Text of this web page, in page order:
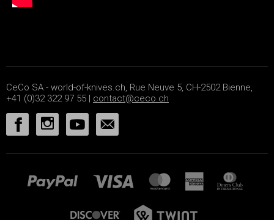
CeCo SA - world-of-knives.ch, Rue Neuve 5, CH-2502 Bienne,
+41 (0)32 322 97 55 | contact@ceco.ch